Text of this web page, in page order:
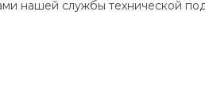
нашей службы технической